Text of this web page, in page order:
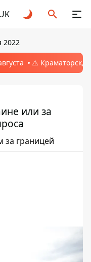
2022
⚠️ Краматорск,
или за
за границей